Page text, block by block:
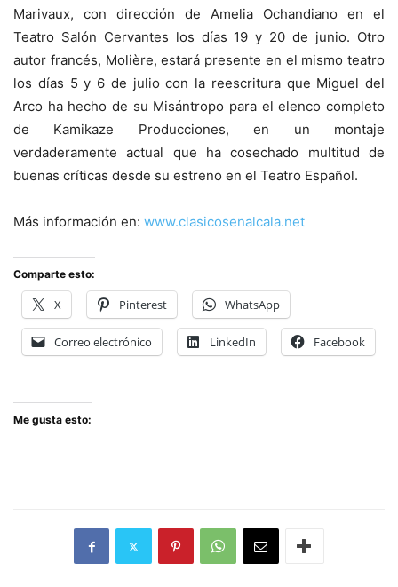
Marivaux, con dirección de Amelia Ochandiano en el
Teatro Salón Cervantes los días 19 y 20 de junio. Otro
autor francés, Molière, estará presente en el mismo teatro
los días 5 y 6 de julio con la reescritura que Miguel del
Arco ha hecho de su Misántropo para el elenco completo
de Kamikaze Producciones, en un montaje
verdaderamente actual que ha cosechado multitud de
buenas críticas desde su estreno en el Teatro Español.
Más información en: www.clasicosenalcala.net
Comparte esto:
X Pinterest WhatsApp
Correo electrónico LinkedIn Facebook
Me gusta esto: